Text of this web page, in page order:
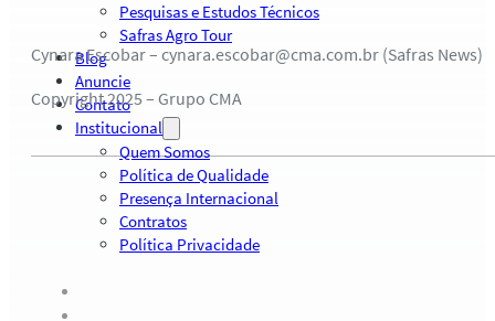
Pesquisas e Estudos Técnicos
Safras Agro Tour
Blog
Anuncie
Contato
Institucional
Quem Somos
Política de Qualidade
Presença Internacional
Contratos
Política Privacidade
Cynara Escobar – cynara.escobar@cma.com.br (Safras News)
Copyright 2025 – Grupo CMA